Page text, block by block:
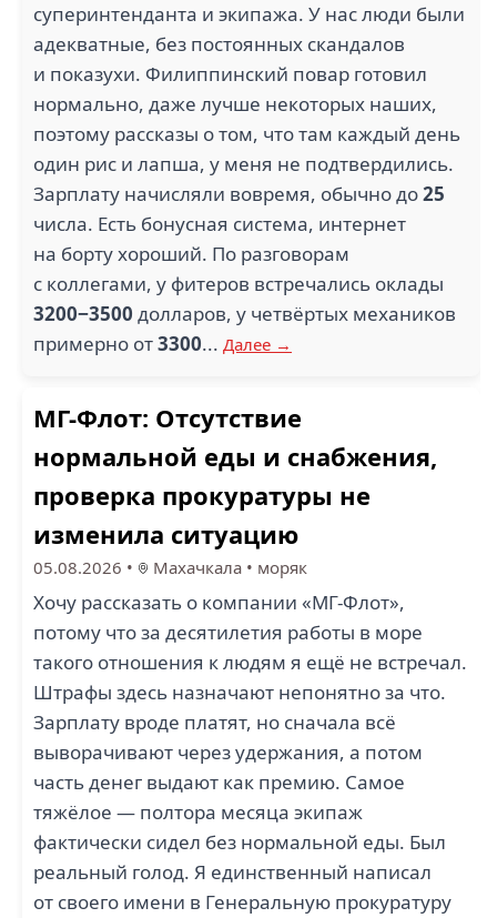
суперинтенданта и экипажа. У нас люди были
адекватные, без постоянных скандалов
и показухи. Филиппинский повар готовил
нормально, даже лучше некоторых наших,
поэтому рассказы о том, что там каждый день
один рис и лапша, у меня не подтвердились.
Зарплату начисляли вовремя, обычно до25
числа. Есть бонусная система, интернет
на борту хороший. По разговорам
с коллегами, у фитеров встречались оклады
3200−3500 долларов, у четвёртых механиков
примерно от3300... Далее →
МГ-Флот: Отсутствие
нормальной еды и снабжения,
проверка прокуратуры не
изменила ситуацию
05.08.2026 • Махачкала • моряк
Хочу рассказать о компании «МГ-Флот»,
потому что за десятилетия работы в море
такого отношения к людям я ещё не встречал.
Штрафы здесь назначают непонятно за что.
Зарплату вроде платят, но сначала всё
выворачивают через удержания, а потом
часть денег выдают как премию. Самое
тяжёлое — полтора месяца экипаж
фактически сидел без нормальной еды. Был
реальный голод. Я единственный написал
от своего имени в Генеральную прокуратуру